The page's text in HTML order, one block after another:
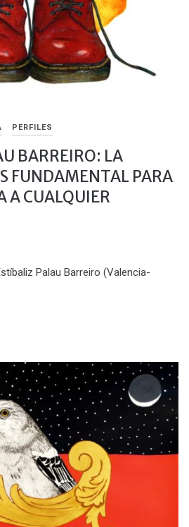
PERFILES
BARREIRO: LA
FUNDAMENTAL PARA
A CUALQUIER
Palau Barreiro (Valencia-